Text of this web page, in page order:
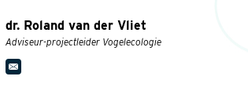
dr. Roland van der Vliet
Adviseur-projectleider Vogelecologie